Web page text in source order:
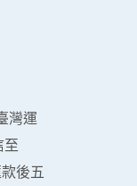
灣運
至
後五